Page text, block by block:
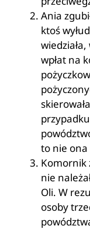
Ania
ktoś
wpłat na
to nie ona
Komornik
nie
Oli. W
osoby